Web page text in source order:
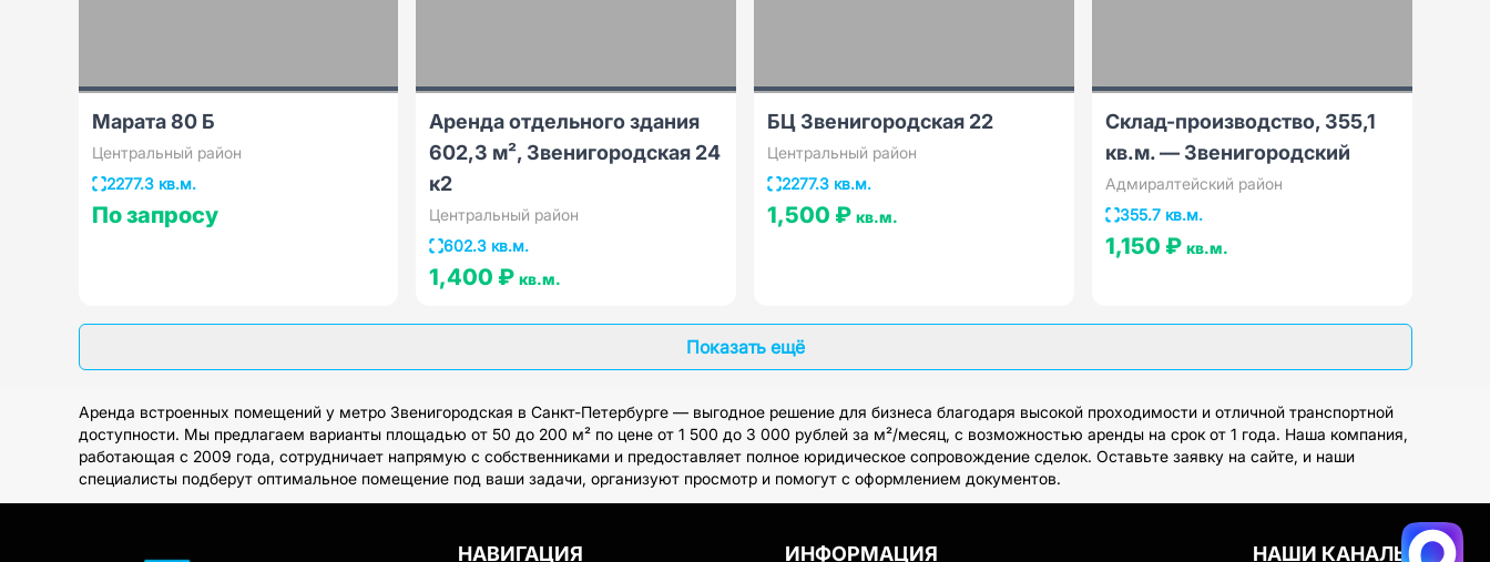
Марата 80 Б
Центральный район
2277.3 кв.м.
По запросу
Аренда отдельного здания
602,3 м², Звенигородская 24
к2
Центральный район
602.3 кв.м.
1,400 ₽кв.м.
БЦ Звенигородская 22
Центральный район
2277.3 кв.м.
1,500 ₽ кв.м.
Склад-производство, 355,1
кв.м. — Звенигородский
Адмиралтейский район
355.7 кв.м.
1,150 ₽ кв.м.
Показать ещё
Аренда встроенных помещений у метро Звенигородская в Санкт-Петербурге — выгодное решение для бизнеса благодаря высокой проходимости и отличной транспортной
доступности. Мы предлагаем варианты площадью от 50 до 200 м² по цене от 1 500 до 3 000 рублей за м²/месяц, с возможностью аренды на срок от 1 года. Наша компания,
работающая с 2009 года, сотрудничает напрямую с собственниками и предоставляет полное юридическое сопровождение сделок. Оставьте заявку на сайте, и наши
специалисты подберут оптимальное помещение под ваши задачи, организуют просмотр и помогут с оформлением документов.
НАВИГАЦИЯ ИНФОРМАЦИЯ НАШИ КАНАЛЫ